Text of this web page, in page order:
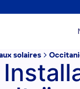
solaires